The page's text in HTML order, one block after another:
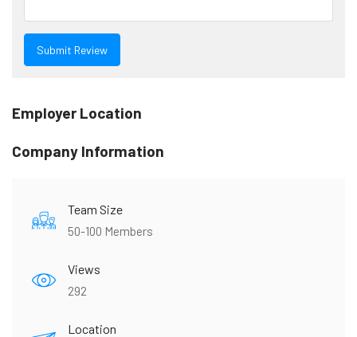
Employer Location
Company Information
Team Size
50-100 Members
Views
292
Location